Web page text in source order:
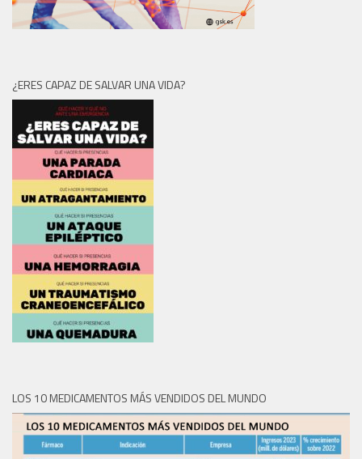
¿ERES CAPAZ DE SALVAR UNA VIDA?
LOS 10 MEDICAMENTOS MÁS VENDIDOS DEL MUNDO